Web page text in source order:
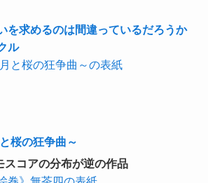
を求めるのは間違っているだろうか
ル
桜の狂争曲～
スコアの分布が逆の作品